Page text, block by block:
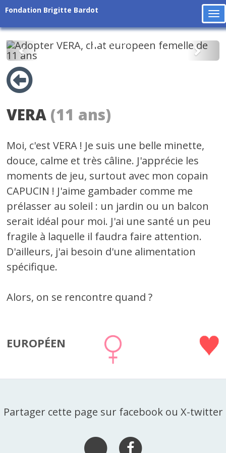
Fondation Brigitte Bardot
Précédent
VERA (11 ans)
Moi, c'est VERA ! Je suis une belle minette,
douce, calme et très câline. J'apprécie les
moments de jeu, surtout avec mon copain
CAPUCIN ! J'aime gambader comme me
prélasser au soleil : un jardin ou un balcon
serait idéal pour moi. J'ai une santé un peu
fragile à laquelle il faudra faire attention.
D'ailleurs, j'ai besoin d'une alimentation
spécifique.
Alors, on se rencontre quand ?
EUROPÉEN
Partager cette page sur facebook ou X-twitter